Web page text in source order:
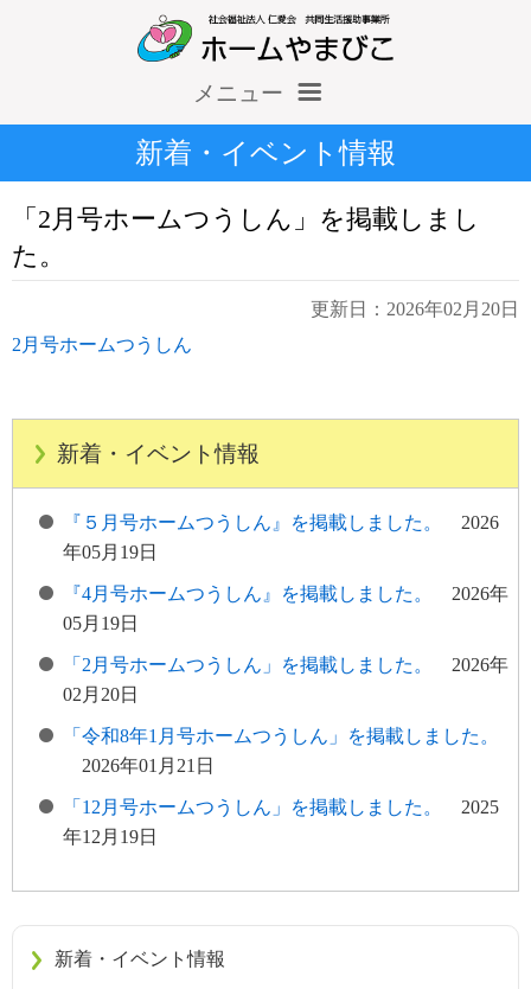
メニュー
ホーム
新着・イベント情報
「2月号ホームつうしん」を掲載しまし
た。
更新日：2026年02月20日
2月号ホームつうしん
新着・イベント情報
『５月号ホームつうしん』を掲載しました。
2026
年05月19日
『4月号ホームつうしん』を掲載しました。
2026年
05月19日
「2月号ホームつうしん」を掲載しました。
2026年
02月20日
「令和8年1月号ホームつうしん」を掲載しました。
2026年01月21日
「12月号ホームつうしん」を掲載しました。
2025
年12月19日
新着・イベント情報